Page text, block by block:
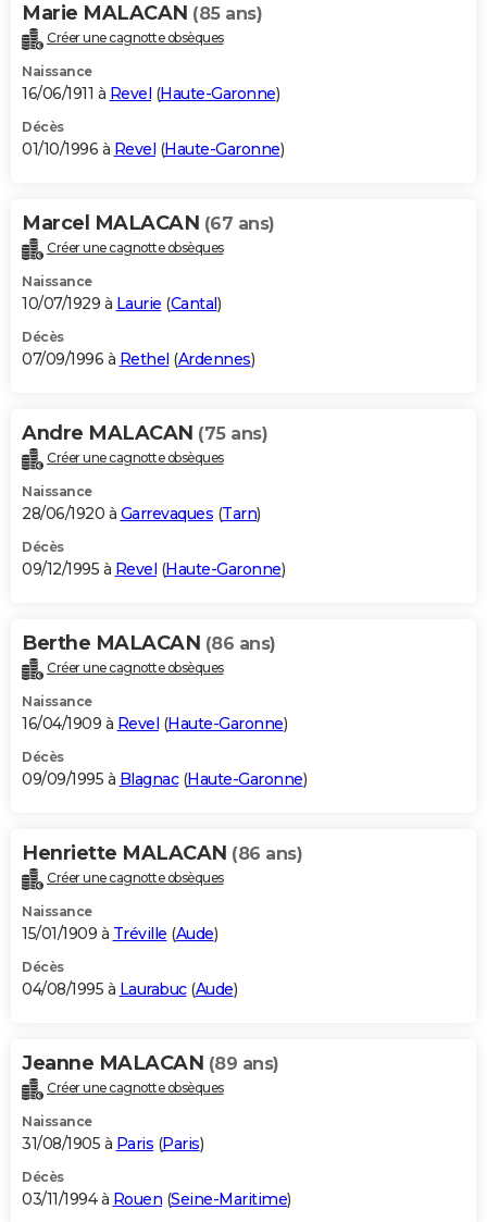
Marie MALACAN (85 ans)
Créer une cagnotte obsèques
Naissance
16/06/1911 à Revel (Haute-Garonne)
Décès
01/10/1996 à Revel (Haute-Garonne)
Marcel MALACAN (67 ans)
Créer une cagnotte obsèques
Naissance
10/07/1929 à Laurie (Cantal)
Décès
07/09/1996 à Rethel (Ardennes)
Andre MALACAN (75 ans)
Créer une cagnotte obsèques
Naissance
28/06/1920 à Garrevaques (Tarn)
Décès
09/12/1995 à Revel (Haute-Garonne)
Berthe MALACAN (86 ans)
Créer une cagnotte obsèques
Naissance
16/04/1909 à Revel (Haute-Garonne)
Décès
09/09/1995 à Blagnac(Haute-Garonne)
Henriette MALACAN (86 ans)
Créer une cagnotte obsèques
Naissance
15/01/1909 à Tréville (Aude)
Décès
04/08/1995 à Laurabuc(Aude)
Jeanne MALACAN (89 ans)
Créer une cagnotte obsèques
Naissance
31/08/1905 à Paris (Paris)
Décès
03/11/1994 à Rouen (Seine-Maritime)